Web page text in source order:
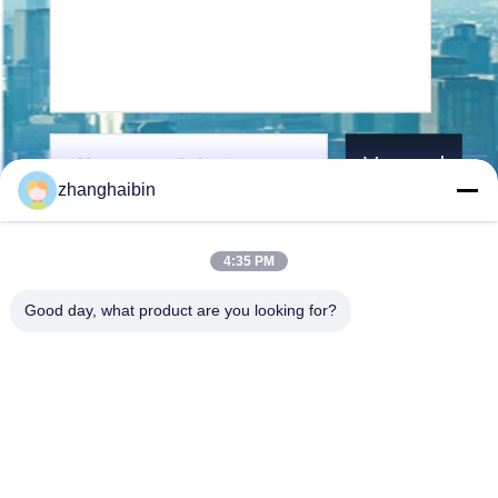
Verzend
zhanghaibin
4:35 PM
Good day, what product are you looking for?